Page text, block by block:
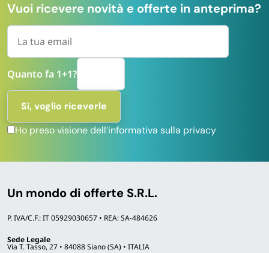
Vuoi ricevere novità e offerte in anteprima?
Quanto fa 1+1?
Ho preso visione dell’informativa sulla privacy
Un mondo di offerte S.R.L.
P. IVA/C.F.: IT 05929030657 • REA: SA-484626
Sede Legale
Via T. Tasso, 27 • 84088 Siano (SA) • ITALIA